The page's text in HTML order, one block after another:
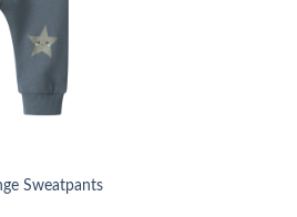
Sweatpants